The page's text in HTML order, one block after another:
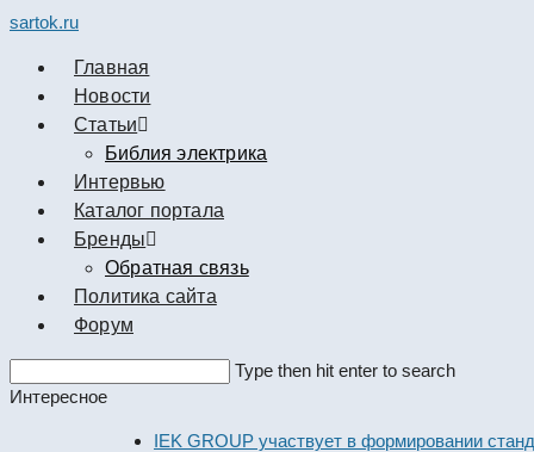
sartok.ru
Главная
Новости
Cтатьи
Библия электрика
Интервью
Каталог портала
Бренды
Обратная связь
Политика сайта
Форум
this
Type then hit enter to search
Интересное
IEK GROUP участвует в формировании